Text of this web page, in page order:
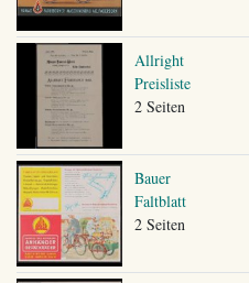
Allright
Preisliste
2 Seiten
Bauer
Faltblatt
2 Seiten